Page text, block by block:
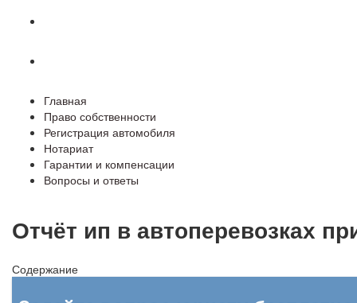
Главная
Право собственности
Регистрация автомобиля
Нотариат
Гарантии и компенсации
Вопросы и ответы
Отчёт ип в автоперевозках
Содержание